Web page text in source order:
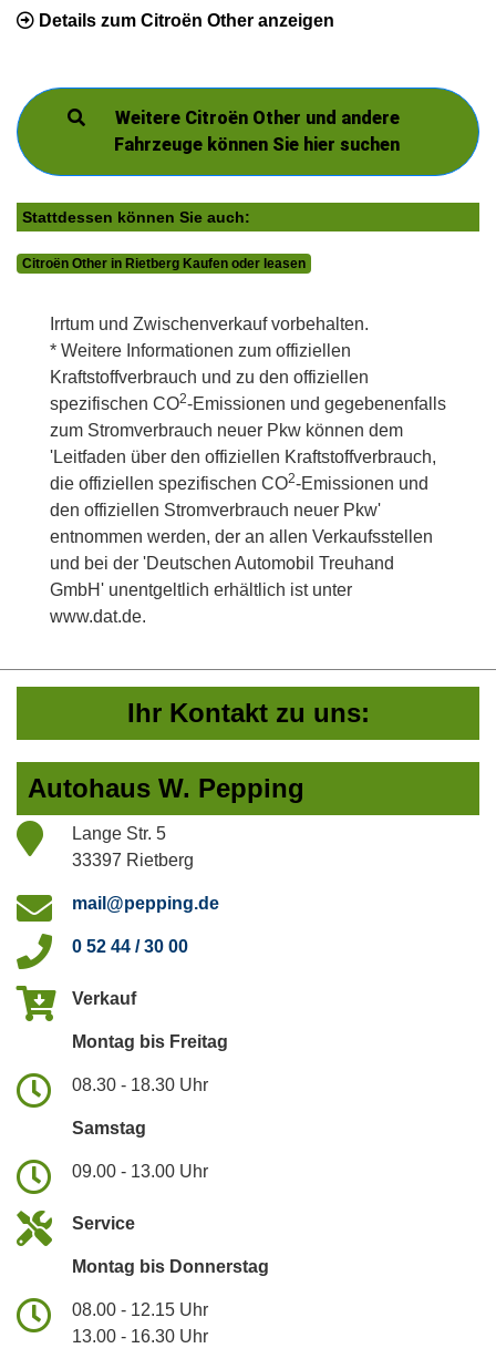
Details zum Citroën Other anzeigen
Weitere Citroën Other und andere
Fahrzeuge können Sie hier suchen
Stattdessen können Sie auch:
Citroën Other in Rietberg Kaufen oder leasen
Irrtum und Zwischenverkauf vorbehalten.
* Weitere Informationen zum offiziellen
Kraftstoffverbrauch und zu den offiziellen
spezifischen CO2-Emissionen und gegebenenfalls
zum Stromverbrauch neuer Pkw können dem
'Leitfaden über den offiziellen Kraftstoffverbrauch,
die offiziellen spezifischen CO2-Emissionen und
den offiziellen Stromverbrauch neuer Pkw'
entnommen werden, der an allen Verkaufsstellen
und bei der 'Deutschen Automobil Treuhand
GmbH' unentgeltlich erhältlich ist unter
www.dat.de.
Ihr Kontakt zu uns:
Autohaus W. Pepping
Lange Str. 5
33397 Rietberg
mail@pepping.de
0 52 44 / 30 00
Verkauf
Montag bis Freitag
08.30 - 18.30 Uhr
Samstag
09.00 - 13.00 Uhr
Service
Montag bis Donnerstag
08.00 - 12.15 Uhr
13.00 - 16.30 Uhr